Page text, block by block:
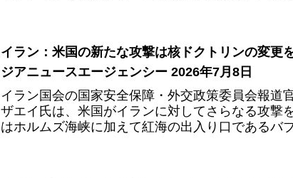
イラン：米国の新たな攻撃は核ドクトリンの変
ジアニュースエージェンシー 2026年7月8日
イラン国会の国家安全保障・外交政策委員会報道
ザエイ氏は、米国がイランに対してさらなる攻撃
はホルムズ海峡に加えて紅海の出入り口であるバ